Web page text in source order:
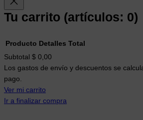
Tu carrito (artículos: 0)
Productos
del
carrito
Producto Detalles Total
Subtotal $ 0,00
Los gastos de envío y descuentos se
pago.
Ver mi carrito
Ir a finalizar compra